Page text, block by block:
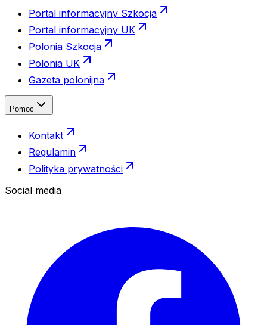
Portal informacyjny Szkocja
Portal informacyjny UK
Polonia Szkocja
Polonia UK
Gazeta polonijna
Pomoc
Kontakt
Regulamin
Polityka prywatności
Social media